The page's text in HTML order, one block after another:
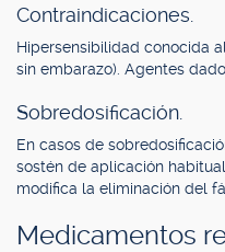
Contraindicaciones.
Hipersensibilidad conocida
sin embarazo). Agentes
Sobredosificación.
En casos de
sostén de aplicación
modifica la eliminación del
Medicamentos